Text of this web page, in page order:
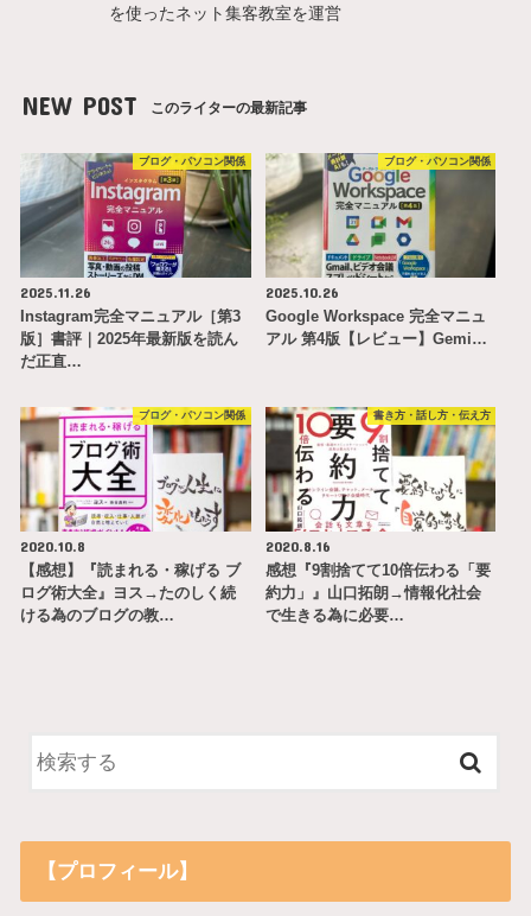
を使ったネット集客教室を運営
NEW POST このライターの最新記事
ブログ・パソコン関係
2025.11.26
Instagram完全マニュアル［第3
版］書評｜2025年最新版を読ん
だ正直…
ブログ・パソコン関係
2025.10.26
Google Workspace 完全マニュ
アル 第4版【レビュー】Gemi…
ブログ・パソコン関係
2020.10.8
【感想】『読まれる・稼げる ブ
ログ術大全』ヨス→たのしく続
ける為のブログの教…
書き方・話し方・伝え方
2020.8.16
感想『9割捨てて10倍伝わる「要
約力」』山口拓朗→情報化社会
で生きる為に必要…
【プロフィール】